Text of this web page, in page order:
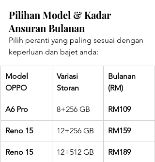
Pilihan Model & Kadar
Ansuran Bulanan
Pilih peranti yang paling sesuai dengan
keperluan dan bajet anda:
Model
OPPO
Variasi
Storan
Bulanan
(RM)
A6 Pro 8+256 GB RM109
Reno 15 12+256 GB RM159
Reno 15 12+512 GB RM189